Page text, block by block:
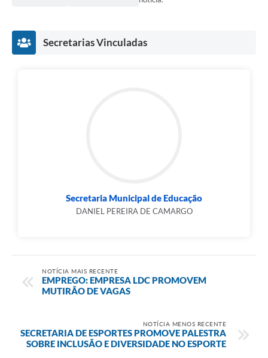
Secretarias Vinculadas
Secretaria Municipal de Educação
DANIEL PEREIRA DE CAMARGO
NOTÍCIA MAIS RECENTE
EMPREGO: EMPRESA LDC PROMOVEM
MUTIRÃO DE VAGAS
NOTÍCIA MENOS RECENTE
SECRETARIA DE ESPORTES PROMOVE PALESTRA
SOBRE INCLUSÃO E DIVERSIDADE NO ESPORTE